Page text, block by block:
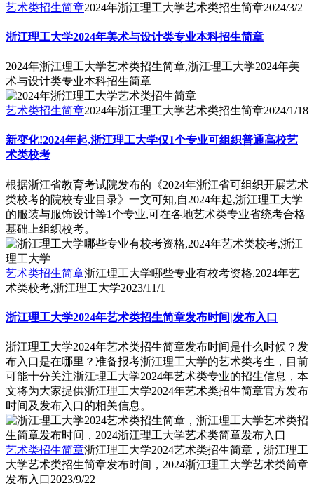
艺术类招生简章2024年浙江理工大学艺术类招生简章2024/3/2
浙江理工大学2024年美术与设计类专业本科招生简章
2024年浙江理工大学艺术类招生简章,浙江理工大学2024年美
术与设计类专业本科招生简章
艺术类招生简章2024年浙江理工大学艺术类招生简章2024/1/18
新变化!2024年起,浙江理工大学仅1个专业可组织普通高校艺
术类校考
根据浙江省教育考试院发布的《2024年浙江省可组织开展艺术
类校考的院校专业目录》一文可知,自2024年起,浙江理工大学
的服装与服饰设计等1个专业,可在各地艺术类专业省统考合格
基础上组织校考。
艺术类招生简章浙江理工大学哪些专业有校考资格,2024年艺
术类校考,浙江理工大学2023/11/1
浙江理工大学2024年艺术类招生简章发布时间|发布入口
浙江理工大学2024年艺术类招生简章发布时间是什么时候？发
布入口是在哪里？准备报考浙江理工大学的艺术类考生，目前
可能十分关注浙江理工大学2024年艺术类专业的招生信息，本
文将为大家提供浙江理工大学2024年艺术类招生简章官方发布
时间及发布入口的相关信息。
艺术类招生简章浙江理工大学2024艺术类招生简章，浙江理工
大学艺术类招生简章发布时间，2024浙江理工大学艺术类简章
发布入口2023/9/22